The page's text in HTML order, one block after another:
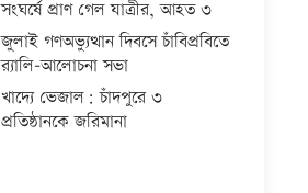
সংঘর্ষে প্রাণ গেল যাত্রীর, আহত ৩
জুলাই গণঅভ্যুত্থান দিবসে চাঁবিপ্রবিতে
র‍্যালি-আলোচনা সভা
খাদ্যে ভেজাল: চাঁদপুরে ৩
প্রতিষ্ঠানকে জরিমানা